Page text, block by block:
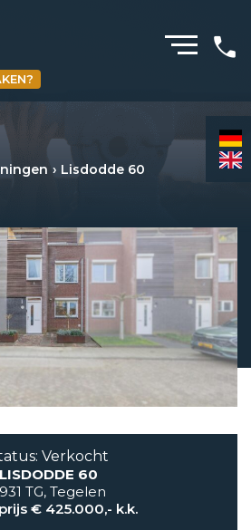
HOMEPAGINA
HYPOTHEKEN
NIEUWS & MEDIA
OVER ONS
REVIEWS
AANBOD
Lisdodde 60
Verkocht
LISDODDE 60
TG, Tegelen
€ 425.000,- k.k.